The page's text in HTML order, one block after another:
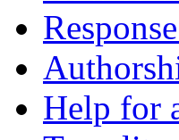
Help for